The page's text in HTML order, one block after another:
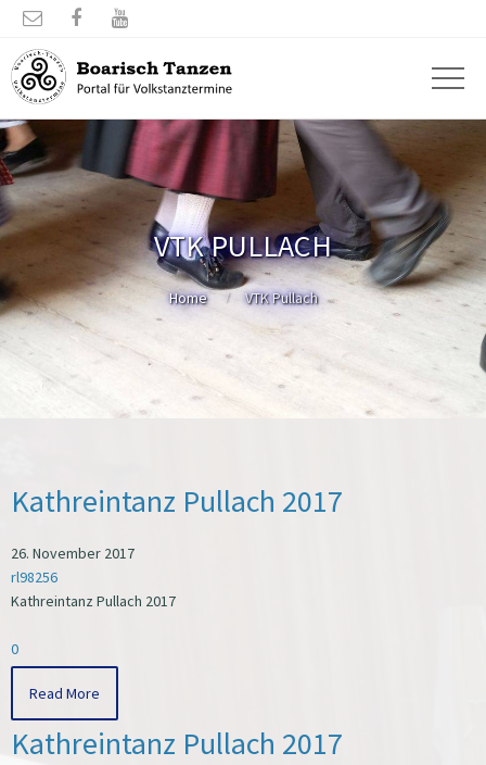
  
VTK PULLACH
Home VTK Pullach
Kathreintanz Pullach 2017
26. November 2017
rl98256
Kathreintanz Pullach 2017
0
Read More
Kathreintanz Pullach 2017